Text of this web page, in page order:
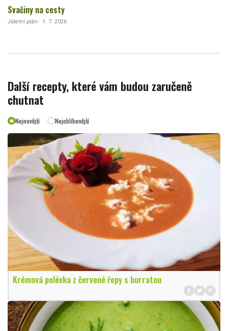
Svačiny na cesty
Jídelní plán · 1. 7. 2026
Další recepty, které vám budou zaručeně
chutnat
Nejnovější Nejoblíbenější
Krémová polévka z červené řepy s burratou